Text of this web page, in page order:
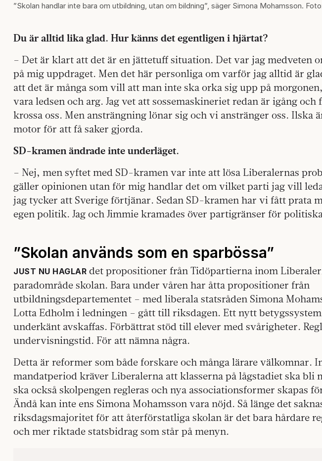
”Skolan handlar inte bara om utbildning, utan om bildning”, säger Simona Mohamsson.
Du är alltid lika glad. Hur känns det egentligen i hjärtat?
– Det är klart att det är en jättetuff situation. Det var jag medveten
på mig uppdraget. Men det här personliga om varför jag alltid är
att det är många som vill att man inte ska orka sig upp på
vara ledsen och arg. Jag vet att sossemaskineriet redan är igång och
krossa oss. Men ansträngning lönar sig och vi anstränger oss. Ilska
motor för att få saker gjorda.
SD-kramen ändrade inte underläget.
– Nej, men syftet med SD-kramen var inte att lösa Liberalernas
gäller opinionen utan för mig handlar det om vilket parti jag vill
jag tycker att Sverige förtjänar. Sedan SD-kramen har vi fått prata
egen politik. Jag och Jimmie kramades över partigränser för
”Skolan används som en sparbössa”
JUST NU HAGLAR det propositioner från Tidöpartierna inom
paradområde skolan. Bara under våren har åtta propositioner från
utbildningsdepartementet – med liberala statsråden Simona
Lotta Edholm i ledningen – gått till riksdagen. Ett nytt
underkänt avskaffas. Förbättrat stöd till elever med svårigheter.
undervisningstid. För att nämna några.
Detta är reformer som både forskare och många lärare välkomnar.
mandatperiod kräver Liberalerna att klasserna på lågstadiet ska bli
ska också skolpengen regleras och nya associationsformer skapas
Ändå kan inte ens Simona Mohamsson vara nöjd. Så länge det
riksdagsmajoritet för att återförstatliga skolan är det bara hårdare
och mer riktade statsbidrag som står på menyn.